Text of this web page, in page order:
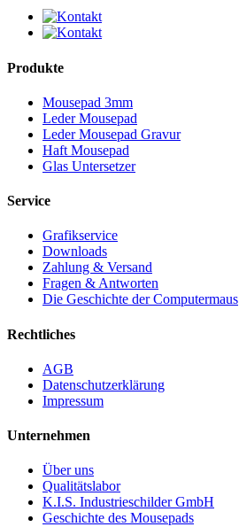
Produkte
Mousepad 3mm
Leder Mousepad
Leder Mousepad Gravur
Haft Mousepad
Glas Untersetzer
Service
Grafikservice
Downloads
Zahlung & Versand
Fragen & Antworten
Die Geschichte der Computermaus
Rechtliches
AGB
Datenschutzerklärung
Impressum
Unternehmen
Über uns
Qualitätslabor
K.I.S. Industrieschilder GmbH
Geschichte des Mousepads